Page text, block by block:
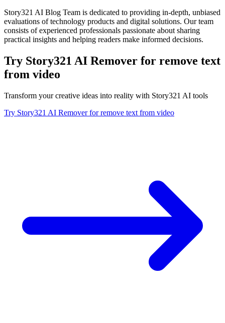
Story321 AI Blog Team is dedicated to providing in-depth, unbiased
evaluations of technology products and digital solutions. Our team
consists of experienced professionals passionate about sharing
practical insights and helping readers make informed decisions.
Try Story321 AI Remover for remove text
from video
Transform your creative ideas into reality with Story321 AI tools
Try Story321 AI Remover for remove text from video